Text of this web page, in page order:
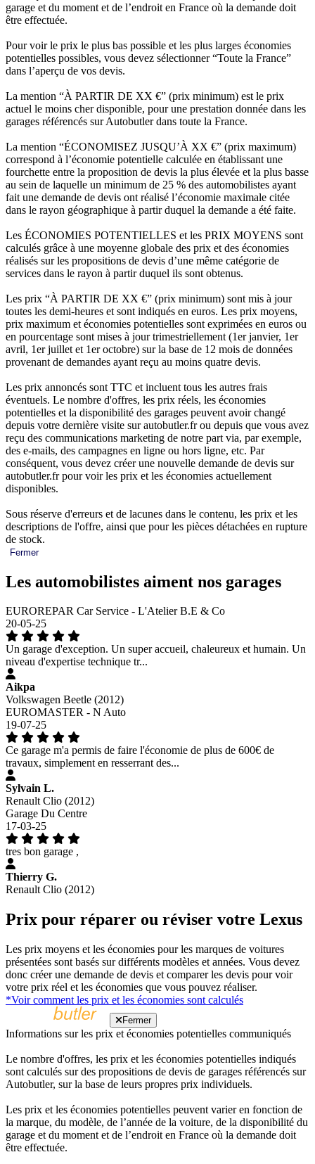
garage et du moment et de l’endroit en France où la demande doit
être effectuée.
Pour voir le prix le plus bas possible et les plus larges économies
potentielles possibles, vous devez sélectionner “Toute la France”
dans l’aperçu de vos devis.
La mention “À PARTIR DE XX €” (prix minimum) est le prix
actuel le moins cher disponible, pour une prestation donnée dans les
garages référencés sur Autobutler dans toute la France.
La mention “ÉCONOMISEZ JUSQU’À XX €” (prix maximum)
correspond à l’économie potentielle calculée en établissant une
fourchette entre la proposition de devis la plus élevée et la plus basse
au sein de laquelle un minimum de 25 % des automobilistes ayant
fait une demande de devis ont réalisé l’économie maximale citée
dans le rayon géographique à partir duquel la demande a été faite.
Les ÉCONOMIES POTENTIELLES et les PRIX MOYENS sont
calculés grâce à une moyenne globale des prix et des économies
réalisés sur les propositions de devis d’une même catégorie de
services dans le rayon à partir duquel ils sont obtenus.
Les prix “À PARTIR DE XX €” (prix minimum) sont mis à jour
toutes les demi-heures et sont indiqués en euros. Les prix moyens,
prix maximum et économies potentielles sont exprimées en euros ou
en pourcentage sont mises à jour trimestriellement (1er janvier, 1er
avril, 1er juillet et 1er octobre) sur la base de 12 mois de données
provenant de demandes ayant reçu au moins quatre devis.
Les prix annoncés sont TTC et incluent tous les autres frais
éventuels. Le nombre d'offres, les prix réels, les économies
potentielles et la disponibilité des garages peuvent avoir changé
depuis votre dernière visite sur autobutler.fr ou depuis que vous avez
reçu des communications marketing de notre part via, par exemple,
des e-mails, des campagnes en ligne ou hors ligne, etc. Par
conséquent, vous devez créer une nouvelle demande de devis sur
autobutler.fr pour voir les prix et les économies actuellement
disponibles.
Sous réserve d'erreurs et de lacunes dans le contenu, les prix et les
descriptions de l'offre, ainsi que pour les pièces détachées en rupture
de stock.
Fermer
Les automobilistes aiment nos garages
EUROREPAR Car Service - L'Atelier B.E & Co
20-05-25
Un garage d'exception. Un super accueil, chaleureux et humain. Un
niveau d'expertise technique tr...
Aikpa
Volkswagen Beetle (2012)
EUROMASTER - N Auto
19-07-25
Ce garage m'a permis de faire l'économie de plus de 600€ de
travaux, simplement en resserrant des...
Sylvain L.
Renault Clio (2012)
Garage Du Centre
17-03-25
tres bon garage ,
Thierry G.
Renault Clio (2012)
Prix pour réparer ou réviser votre Lexus
Les prix moyens et les économies pour les marques de voitures
présentées sont basés sur différents modèles et années. Vous devez
donc créer une demande de devis et comparer les devis pour voir
votre prix réel et les économies que vous pouvez réaliser.
*Voir comment les prix et les économies sont calculés
Fermer
Informations sur les prix et économies potentielles communiqués
Le nombre d'offres, les prix et les économies potentielles indiqués
sont calculés sur des propositions de devis de garages référencés sur
Autobutler, sur la base de leurs propres prix individuels.
Les prix et les économies potentielles peuvent varier en fonction de
la marque, du modèle, de l’année de la voiture, de la disponibilité du
garage et du moment et de l’endroit en France où la demande doit
être effectuée.